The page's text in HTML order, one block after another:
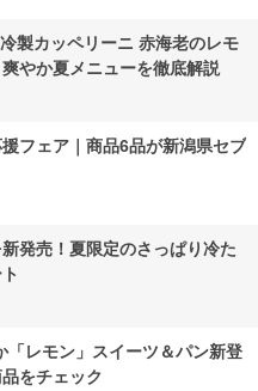
製カッペリーニ 赤海老のレモ
やか夏メニューを徹底解説
フェア｜商品6品が新潟県セブ
発売！夏限定のさっぱり冷た
「レモン」スイーツ＆パン新登
をチェック